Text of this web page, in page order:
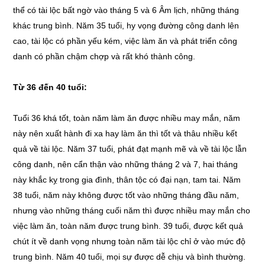
thể có tài lộc bất ngờ vào tháng 5 và 6 Âm lịch, những tháng
khác trung bình. Năm 35 tuổi, hy vọng đường công danh lên
cao, tài lộc có phần yếu kém, việc làm ăn và phát triển công
danh có phần chậm chợp và rất khó thành công.
Từ 36 đến 40 tuổi:
Tuổi 36 khá tốt, toàn năm làm ăn được nhiều may mắn, năm
này nên xuất hành đi xa hay làm ăn thì tốt và thâu nhiều kết
quả về tài lộc. Năm 37 tuổi, phát đạt mạnh mẽ và về tài lộc lẫn
công danh, nên cẩn thận vào những tháng 2 và 7, hai tháng
này khắc kỵ trong gia đình, thân tộc có đại nạn, tam tai. Năm
38 tuổi, năm này không được tốt vào những tháng đầu năm,
nhưng vào những tháng cuối năm thì được nhiều may mắn cho
việc làm ăn, toàn năm được trung bình. 39 tuổi, được kết quả
chút ít về danh vọng nhưng toàn năm tài lộc chỉ ở vào mức độ
trung bình. Năm 40 tuổi, mọi sự được dễ chịu và bình thường.